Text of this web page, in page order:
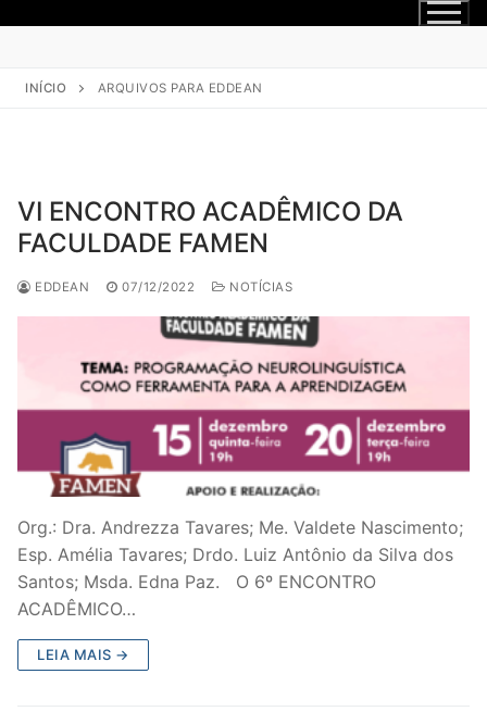
INÍCIO ARQUIVOS PARA EDDEAN
VI ENCONTRO ACADÊMICO DA
FACULDADE FAMEN
EDDEAN 07/12/2022 NOTÍCIAS
Org.: Dra. Andrezza Tavares; Me. Valdete Nascimento;
Esp. Amélia Tavares; Drdo. Luiz Antônio da Silva dos
Santos; Msda. Edna Paz. O 6º ENCONTRO
ACADÊMICO…
LEIA MAIS →